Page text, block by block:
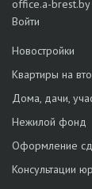
office.a-brest.by
Войти
Новостройки
Квартиры на
Дома, дачи,
Нежилой фонд
Оформление
Консультации